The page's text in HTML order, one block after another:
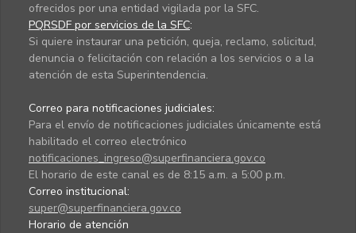
ofrecidos por una entidad vigilada por la SFC.
PQRSDF por servicios de la SFC:
Si quiere instaurar una petición, queja, reclamo, solicitud,
denuncia o felicitación con relación a los servicios o a la
atención de esta Superintendencia.
Correo para notificaciones judiciales:
Para el envío de notificaciones judiciales únicamente está
habilitado el correo electrónico
notificaciones_ingreso@superfinanciera.gov.co
El horario de este canal es de 8:15 a.m. a 5:00 p.m.
Correo institucional:
super@superfinanciera.gov.co
Horario de atención